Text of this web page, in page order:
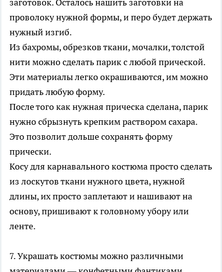
заготовок. Осталось нашить заготовки на
проволоку нужной формы, и перо будет держать
нужный изгиб.
Из бахромы, обрезков ткани, мочалки, толстой
нити можно сделать парик с любой прической.
Эти материалы легко окрашиваются, им можно
придать любую форму.
После того как нужная прическа сделана, парик
нужно сбрызнуть крепким раствором сахара.
Это позволит дольше сохранять форму
прически.
Косу для карнавального костюма просто сделать
из лоскутов ткани нужного цвета, нужной
длины, их просто заплетают и нашивают на
основу, пришивают к головному убору или
ленте.
7. Украшать костюмы можно различными